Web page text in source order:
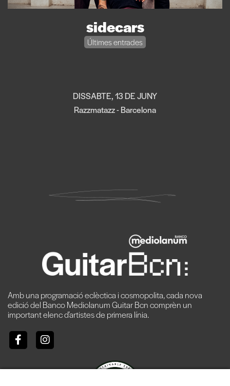
sidecars
Últimes entrades
DISSABTE, 13 DE JUNY
Razzmatazz - Barcelona
Amb una programació eclèctica i cosmopolita, cada nova
edició del Banco Mediolanum Guitar Bcn comprèn un
important elenc d’artistes de primera línia.